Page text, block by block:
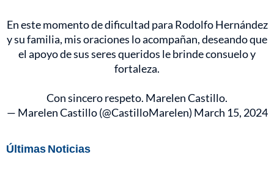
En este momento de dificultad para Rodolfo Hernández
y su familia, mis oraciones lo acompañan, deseando que
el apoyo de sus seres queridos le brinde consuelo y
fortaleza.
Con sincero respeto. Marelen Castillo.
— Marelen Castillo (@CastilloMarelen) March 15, 2024
Últimas Noticias